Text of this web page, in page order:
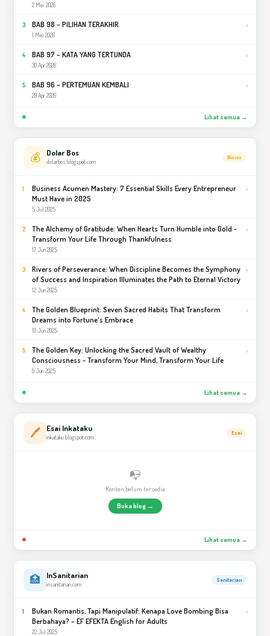
2 Mei 2026
3 BAB 98 – PILIHAN TERAKHIR
1 Mei 2026
›
4 BAB 97 – KATA YANG TERTUNDA
30 Apr 2026
›
5 BAB 96 – PERTEMUAN KEMBALI
29 Apr 2026
›
Lihat semua →
💰 Dolar Bos
dolarbos.blogspot.com
Bisnis
1
Business Acumen Mastery: 7 Essential Skills Every Entrepreneur
Must Have in 2025
5 Jul 2025
›
2
The Alchemy of Gratitude: When Hearts Turn Humble into Gold -
Transform Your Life Through Thankfulness
17 Jun 2025
›
3
Rivers of Perseverance: When Discipline Becomes the Symphony
of Success and Inspiration Illuminates the Path to Eternal Victory
12 Jun 2025
›
4
The Golden Blueprint: Seven Sacred Habits That Transform
Dreams into Fortune's Embrace
10 Jun 2025
›
5
The Golden Key: Unlocking the Sacred Vault of Wealthy
Consciousness - Transform Your Mind, Transform Your Life
9 Jun 2025
›
Lihat semua →
🖊️ Esai Inkataku
inkataku.blogspot.com
Esai
📭
Konten belum tersedia
Buka blog →
Lihat semua →
🏥 InSanitarian
insanitarian.com
Sanitarian
1
Bukan Romantis, Tapi Manipulatif: Kenapa Love Bombing Bisa
Berbahaya? – EF EFEKTA English for Adults
22 Jul 2025
›